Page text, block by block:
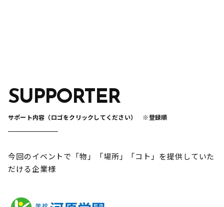
SUPPORTER
サポート内容（ロゴをクリックしてください） ※登録順
今回のイベントで「物」「場所」「コト」を提供していた
だける企業様